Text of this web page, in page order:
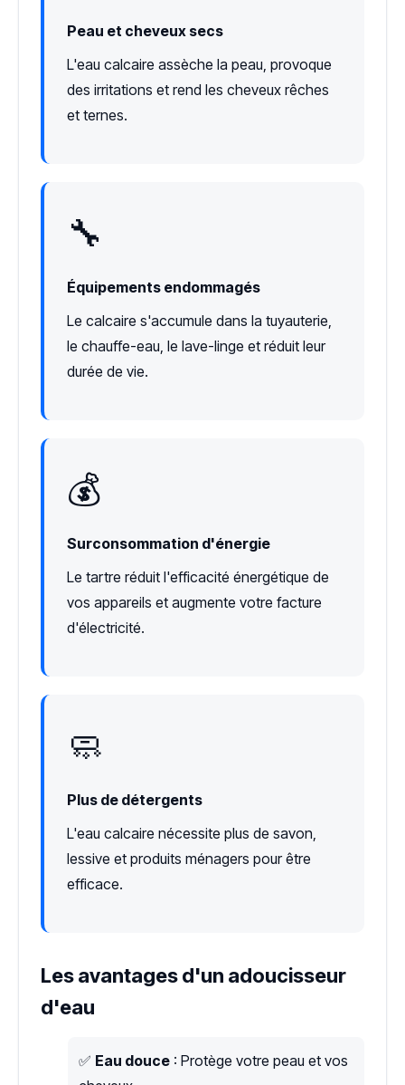
Peau et cheveux secs
L'eau calcaire assèche la peau, provoque
des irritations et rend les cheveux rêches
et ternes.
🔧
Équipements endommagés
Le calcaire s'accumule dans la tuyauterie,
le chauffe-eau, le lave-linge et réduit leur
durée de vie.
💰
Surconsommation d'énergie
Le tartre réduit l'efficacité énergétique de
vos appareils et augmente votre facture
d'électricité.
🧼
Plus de détergents
L'eau calcaire nécessite plus de savon,
lessive et produits ménagers pour être
efficace.
Les avantages d'un adoucisseur
d'eau
✅ Eau douce : Protège votre peau et vos